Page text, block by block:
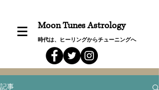
Moon Tunes Astrology
時代は、ヒーリングからチューニングへ
記事